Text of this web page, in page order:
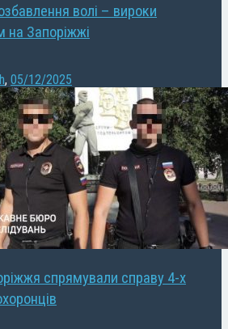
волі – вироки
на Запоріжжі
, 05/12/2025
спрямували справу 4-х